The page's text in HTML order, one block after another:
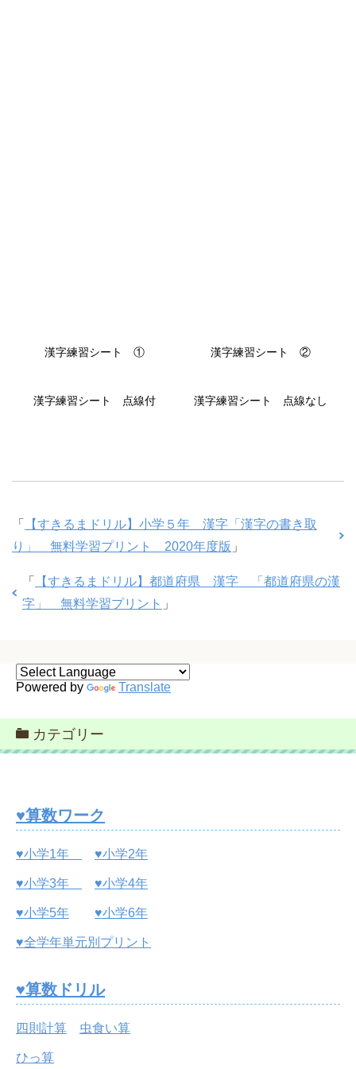
漢字練習シート ① 漢字練習シート ②
漢字練習シート 点線付 漢字練習シート 点線なし
「
【すきるまドリル】小学５年 漢字「漢字の書き取
り」 無料学習プリント 2020年度版 」
「
【すきるまドリル】都道府県 漢字 「都道府県の漢
字」 無料学習プリント 」
Powered by Translate
カテゴリー
♥算数ワーク
♥小学1年 ♥小学2年
♥小学3年 ♥小学4年
♥小学5年 ♥小学6年
♥全学年単元別プリント
♥算数ドリル
四則計算 虫食い算
ひっ算